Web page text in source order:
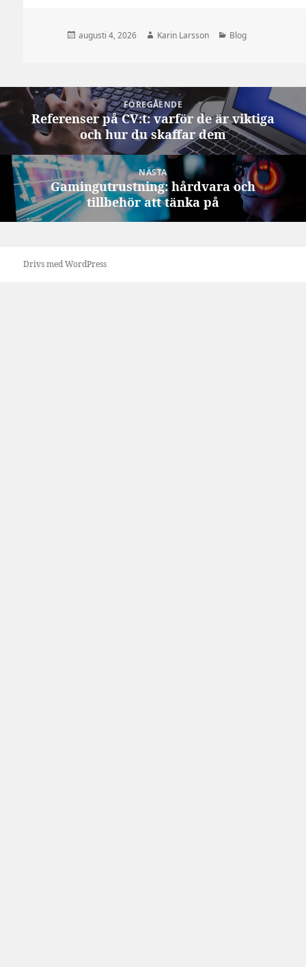
Postat
augusti 4, 2026 Författare
Karin Larsson Kategorier
Blog
Inläggsnavigering
FÖREGÅENDE
Föregående
inlägg:
Referenser på CV:t: varför de är viktiga
och hur du skaffar dem
NÄSTA
Nästa
inlägg:
Gamingutrustning: hårdvara och
tillbehör att tänka på
Drivs med WordPress